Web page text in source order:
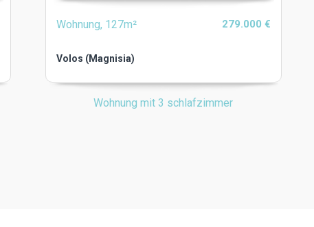
Wohnung, 127m² 279.000 €
Volos (Magnisia)
Wohnung mit 3 schlafzimmer